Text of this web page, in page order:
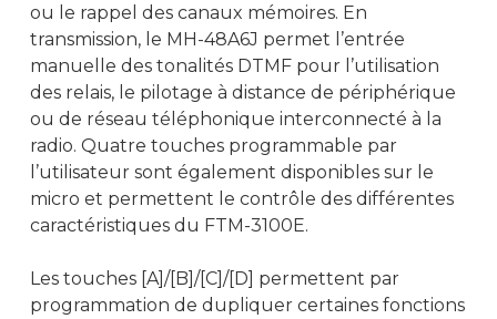
ou le rappel des canaux mémoires. En
transmission, le MH-48A6J permet l’entrée
manuelle des tonalités DTMF pour l’utilisation
des relais, le pilotage à distance de périphérique
ou de réseau téléphonique interconnecté à la
radio. Quatre touches programmable par
l’utilisateur sont également disponibles sur le
micro et permettent le contrôle des différentes
caractéristiques du FTM-3100E.
Les touches [A]/[B]/[C]/[D] permettent par
programmation de dupliquer certaines fonctions